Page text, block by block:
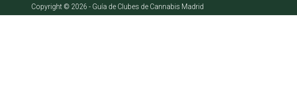
Copyright © 2026 - Guía de Clubes de Cannabis Madrid